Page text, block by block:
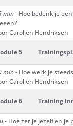
min - Hoe bedenk je
Carolien Hendriksen
5
min - Hoe werk je
Carolien Hendriksen
6 Training
- Hoe zet je jezelf en je